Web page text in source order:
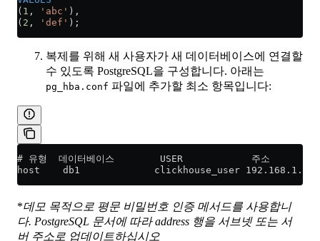
( 1 , 'abc' ),
( 2 , 'def' );
복제를 위해 새 사용자가 새 데이터베이스에 연결할
수 있도록 PostgreSQL을 구성합니다. 아래는
pg_hba.conf 파일에 추가할 최소 항목입니다:
# 유형  데이터베이스        USER            주소
host    db1             clickhouse_user 192.168.1.0/
*데모 목적으로 평문 비밀번호 인증 메서드를 사용합니
다. PostgreSQL 문서에 따라 address 행을 서브넷 또는 서
버 주소로 업데이트하십시오